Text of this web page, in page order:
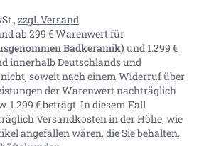
zzgl. Versand
ab 299 € Warenwert für
Badkeramik) und 1.299 €
innerhalb Deutschlands und
nicht, soweit nach einem Widerruf über
der Warenwert nachträglich
1.299 € beträgt. In diesem Fall
Versandkosten in der Höhe, wie
angefallen wären, die Sie behalten.